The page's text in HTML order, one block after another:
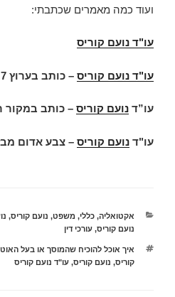
ועוד כמה מאמרים שכתבתי:
עו"ד נועם קוריס
עו"ד נועם קוריס – כותב בערוץ 7
עו”ד נועם קוריס – כותב במקור
עו"ד נועם קוריס – צבע אדום
קטגוריות
אקטואליה,כללי, משפט, נועם קוריס,
נועם קוריס,עורכי דין
תגיות
איך אוכל להוכיח שהמוסך או בעל
קוריס, נועם קוריס,עו"ד נועם קוריס